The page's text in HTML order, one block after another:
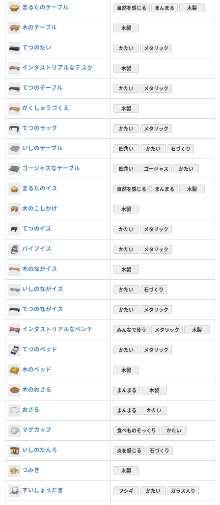
まるたのテーブル 自然を感じる まんまる 木製
木のテーブル 木製
てつのだい かたい メタリック
インダストリアルなデスク 木製
てつのテーブル かたい メタリック
がくしゅうづくえ 木製
てつのラック かたい メタリック
いしのテーブル 四角い かたい 石づくり
ゴージャスなテーブル 四角い ゴージャス かたい
まるたのイス 自然を感じる まんまる 木製
木のこしかけ 木製
てつのイス かたい メタリック
パイプイス かたい メタリック
木のながイス 木製
いしのながイス かたい 石づくり
てつのながイス かたい メタリック
インダストリアルなベンチ みんなで使う メタリック 木製
てつのベッド かたい メタリック
木のベッド 木製
木のおさら まんまる 木製
おさら まんまる かたい
マグカップ 食べものそっくり かたい
いしのだんろ 炎を感じる 石づくり
つみき 木製
すいしょうだま フシギ かたい ガラス入り